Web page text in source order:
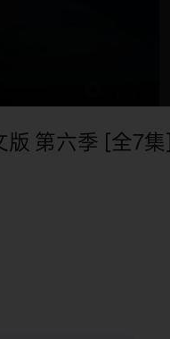
版 第六季 [全7集]